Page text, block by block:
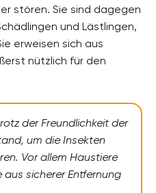
stören. Sie sind dagegen
und Lästlingen,
erweisen sich aus
nützlich für den
der Freundlichkeit der
um die Insekten
Vor allem Haustiere
aus sicherer Entfernung